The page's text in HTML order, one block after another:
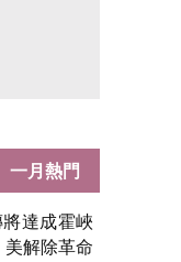
達成霍峽
解除革命
一月熱門